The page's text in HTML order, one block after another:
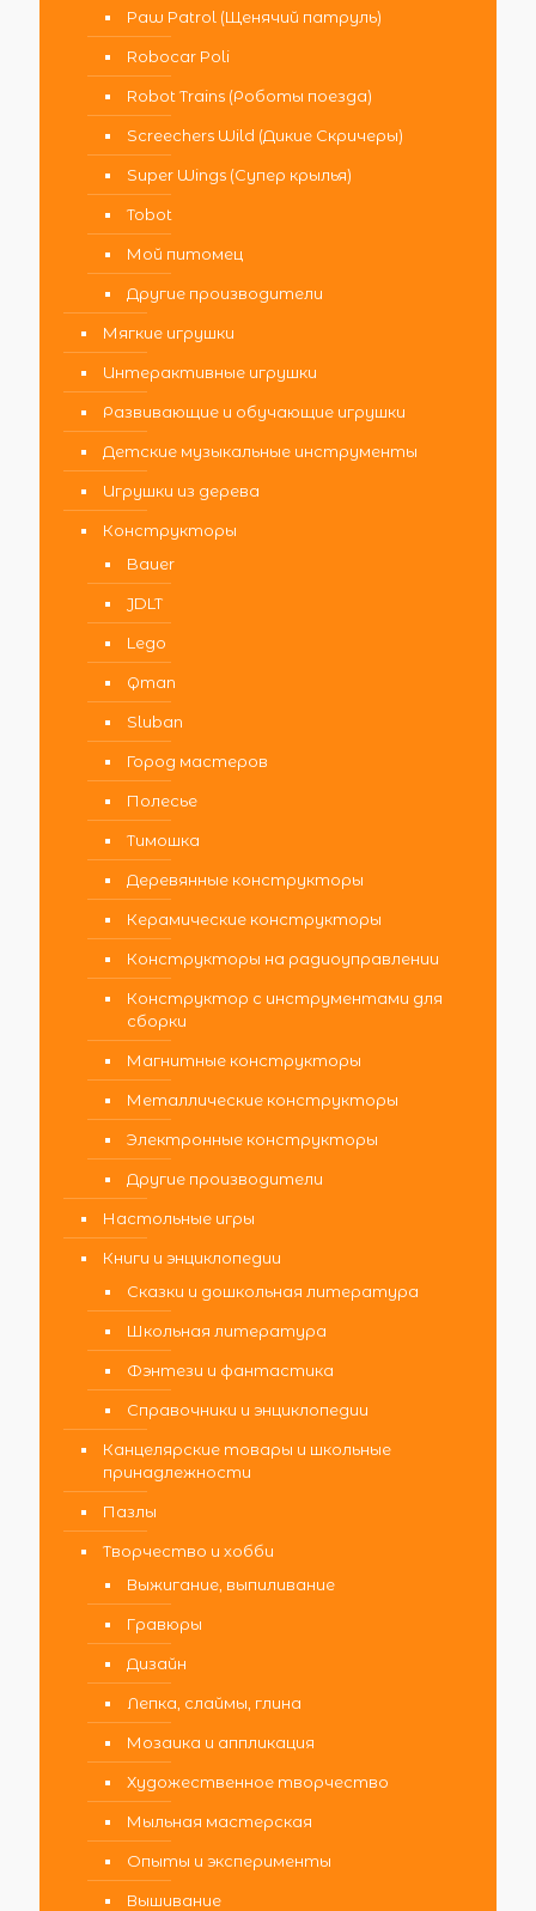
Paw Patrol (Щенячий патруль)
Robocar Poli
Robot Trains (Роботы поезда)
Screechers Wild (Дикие Скричеры)
Super Wings (Супер крылья)
Tobot
Мой питомец
Другие производители
Мягкие игрушки
Интерактивные игрушки
Развивающие и обучающие игрушки
Детские музыкальные инструменты
Игрушки из дерева
Конструкторы
Bauer
JDLT
Lego
Qman
Sluban
Город мастеров
Полесье
Тимошка
Деревянные конструкторы
Керамические конструкторы
Конструкторы на радиоуправлении
Конструктор с инструментами для
сборки
Магнитные конструкторы
Металлические конструкторы
Электронные конструкторы
Другие производители
Настольные игры
Книги и энциклопедии
Сказки и дошкольная литература
Школьная литература
Фэнтези и фантастика
Справочники и энциклопедии
Канцелярские товары и школьные
принадлежности
Пазлы
Творчество и хобби
Выжигание, выпиливание
Гравюры
Дизайн
Лепка, слаймы, глина
Мозаика и аппликация
Художественное творчество
Мыльная мастерская
Опыты и эксперименты
Вышивание